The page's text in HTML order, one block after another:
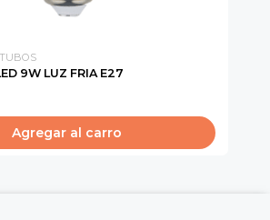
9W LUZ FRIA E27
Agregar al carro